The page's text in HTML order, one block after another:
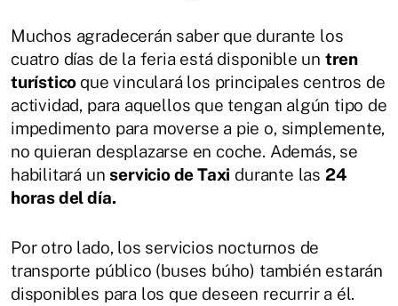
Muchos agradecerán saber que durante los
cuatro días de la feria está disponible un tren
turístico que vinculará los principales centros de
actividad, para aquellos que tengan algún tipo de
impedimento para moverse a pie o, simplemente,
no quieran desplazarse en coche. Además, se
habilitará unservicio de Taxi durante las 24
horas del día.
Por otro lado, los servicios nocturnos de
transporte público (buses búho) también estarán
disponibles para los que deseen recurrir a él.